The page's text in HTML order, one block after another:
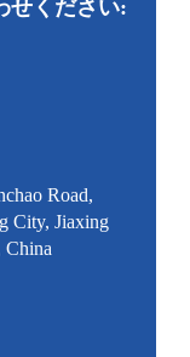
せください:
Road,
City, Jiaxing
China